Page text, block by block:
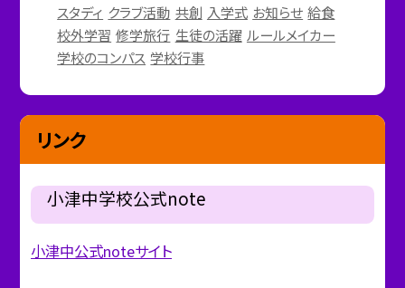
スタディ クラブ活動 共創 入学式 お知らせ 給食
校外学習 修学旅行 生徒の活躍 ルールメイカー
学校のコンパス 学校行事
リンク
小津中学校公式note
小津中公式noteサイト